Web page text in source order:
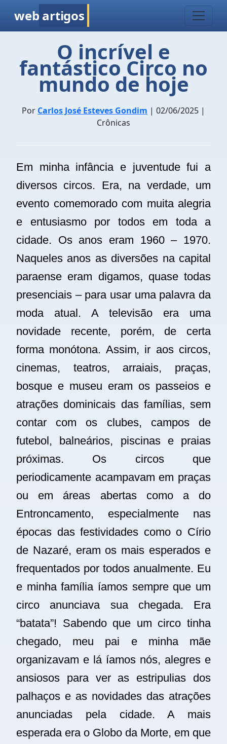
web artigos
O incrível e
fantástico Circo no
mundo de hoje
Por Carlos José Esteves Gondim | 02/06/2025 |
Crônicas
Em minha infância e juventude fui a
diversos circos. Era, na verdade, um
evento comemorado com muita alegria
e entusiasmo por todos em toda a
cidade. Os anos eram 1960 – 1970.
Naqueles anos as diversões na capital
paraense eram digamos, quase todas
presenciais – para usar uma palavra da
moda atual. A televisão era uma
novidade recente, porém, de certa
forma monótona. Assim, ir aos circos,
cinemas, teatros, arraiais, praças,
bosque e museu eram os passeios e
atrações dominicais das famílias, sem
contar com os clubes, campos de
futebol, balneários, piscinas e praias
próximas. Os circos que
periodicamente acampavam em praças
ou em áreas abertas como a do
Entroncamento, especialmente nas
épocas das festividades como o Círio
de Nazaré, eram os mais esperados e
frequentados por todos anualmente. Eu
e minha família íamos sempre que um
circo anunciava sua chegada. Era
“batata”! Sabendo que um circo tinha
chegado, meu pai e minha mãe
organizavam e lá íamos nós, alegres e
ansiosos para ver as estripulias dos
palhaços e as novidades das atrações
anunciadas pela cidade. A mais
esperada era o Globo da Morte, em que